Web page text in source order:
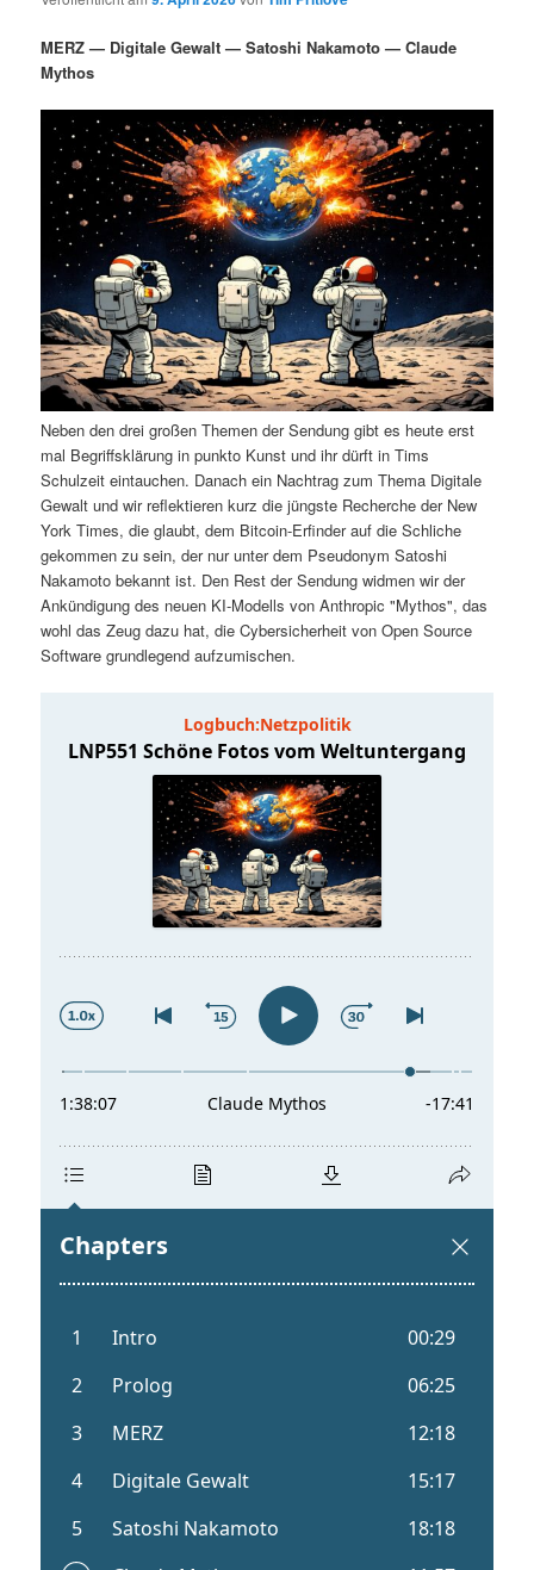
m
r
n
I
n
h
a
l
t
s
p
n
u
d
r
e
n
I
n
h
a
l
t
g
e
n
n
a
MERZ — Digitale Gewalt — Satoshi Nakamoto — Claude
Mythos
Neben den drei großen Themen der Sendung gibt es heute erst
mal Begriffsklärung in punkto Kunst und ihr dürft in Tims
Schulzeit eintauchen. Danach ein Nachtrag zum Thema Digitale
Gewalt und wir reflektieren kurz die jüngste Recherche der New
York Times, die glaubt, dem Bitcoin-Erfinder auf die Schliche
gekommen zu sein, der nur unter dem Pseudonym Satoshi
Nakamoto bekannt ist. Den Rest der Sendung widmen wir der
Ankündigung des neuen KI-Modells von Anthropic "Mythos", das
wohl das Zeug dazu hat, die Cybersicherheit von Open Source
Software grundlegend aufzumischen.